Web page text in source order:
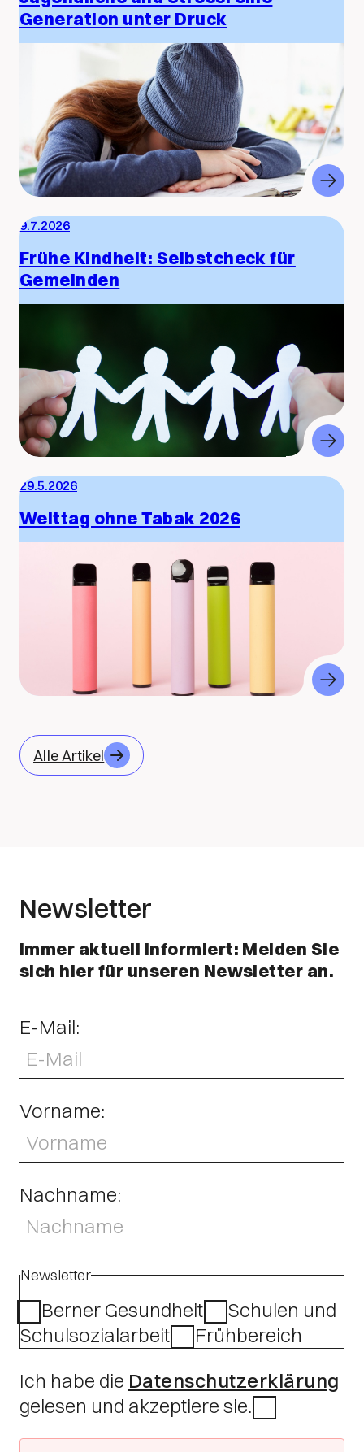
Generation unter Druck
9.7.2026
Frühe Kindheit: Selbstcheck für
Gemeinden
29.5.2026
Welttag ohne Tabak 2026
Alle Artikel
Newsletter
Immer aktuell informiert: Melden Sie
sich hier für unseren Newsletter an.
E-Mail:
Vorname:
Nachname:
Newsletter
Berner Gesundheit
Schulen und
Schulsozialarbeit
Frühbereich
Ich habe die Datenschutzerklärung
gelesen und akzeptiere sie.